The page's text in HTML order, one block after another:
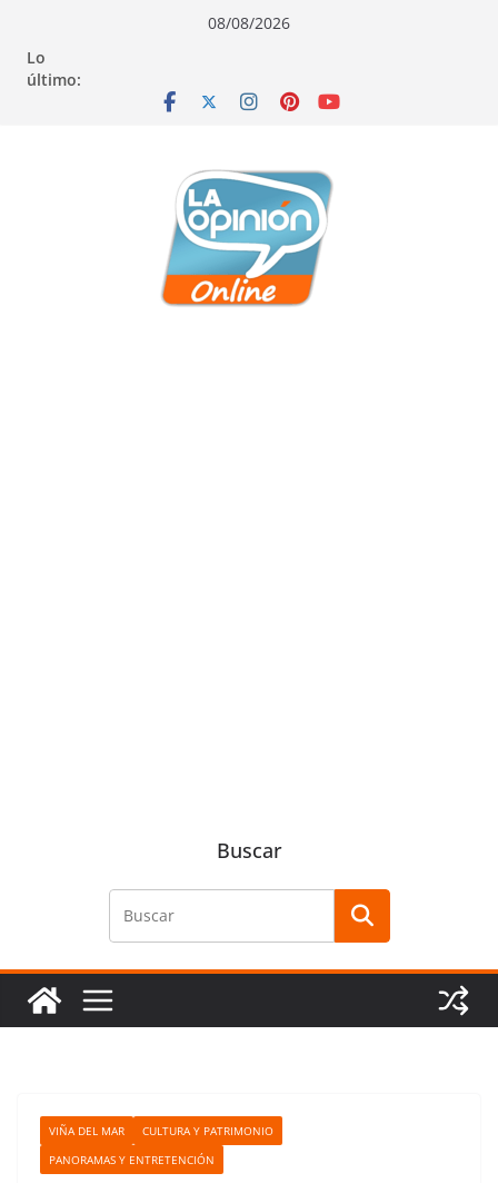
contenido
navegación
contenido
08/08/2026
Lo
último:
Buscar
VIÑA DEL MAR
CULTURA Y PATRIMONIO
PANORAMAS Y ENTRETENCIÓN